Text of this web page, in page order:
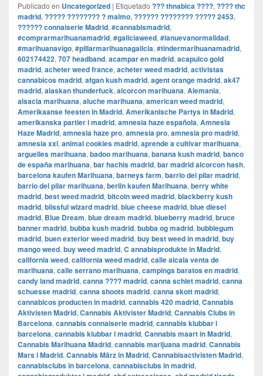
Publicado en Uncategorized | Etiquetado ??? thnabica ????, ???? thc
madrid, ????? ???????? ? malmo, ?????? ???????? ????? 2453,
?????? connaiserie Madrid, #cannabismadrid,
#comprarmarihuanamadrid, #galiciaweed, #lanuevanormalidad,
#marihuanavigo, #pillarmarihuanagalicia, #tindermarihuanamadrid,
602174422, 707 headband, acampar en madrid, acapulco gold
madrid, acheter weed france, acheter weed madrid, activistas
cannabicos madrid, afgan kush madrid, agent orange madrid, ak47
madrid, alaskan thunderfuck, alcorcon marihuana, Alemania,
alsacia marihuana, aluche marihuana, american weed madrid,
Amerikaanse feesten in Madrid, Amerikanische Partys in Madrid,
amerikanska partier i madrid, amnesia haze española, Amnesia
Haze Madrid, amnesia haze pro, amnesia pro, amnesia pro madrid,
amnesia xxl, animal cookies madrid, aprende a cultivar marihuana,
arguelles marihuana, badoo marihuana, banana kush madrid, banco
de españa marihuana, bar hachis madrid, bar madrid alcorcon hash,
barcelona kaufen Marihuana, barneys farm, barrio del pilar madrid,
barrio del pilar marihuana, berlin kaufen Marihuana, berry white
madrid, best weed madrid, bitcoin weed madrid, blackberry kush
madrid, blissful wizard madrid, blue cheese madrid, blue diesel
madrid, Blue Dream, blue dream madrid, blueberry madrid, bruce
banner madrid, bubba kush madrid, bubba og madrid, bubblegum
madrid, buen exterior weed madrid, buy best weed in madrid, buy
mango weed, buy weed madrid, C annabisprodukte in Madrid,
california weed, california weed madrid, calle alcala venta de
marihuana, calle serrano marihuana, campings baratos en madrid,
candy land madrid, canna ???? madrid, canna schiet madrid, canna
schuesse madrid, canna shoots madrid, canna skott madrid,
cannabicos producten in madrid, cannabis 420 madrid, Cannabis
Aktivisten Madrid, Cannabis Aktivister Madrid, Cannabis Clubs in
Barcelona, cannabis connaiserie madrid, cannabis klubbar i
barcelona, cannabis klubbar i madrid, Cannabis maart in Madrid,
Cannabis Marihuana Madrid, cannabis marijuana madrid, Cannabis
Mars i Madrid, Cannabis März in Madrid, Cannabisactivisten Madrid,
cannabisclubs in barcelona, cannabisclubs in madrid,